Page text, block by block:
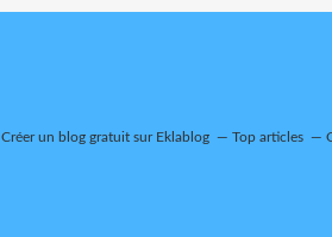
Créer un blog gratuit sur Eklablog Top articles